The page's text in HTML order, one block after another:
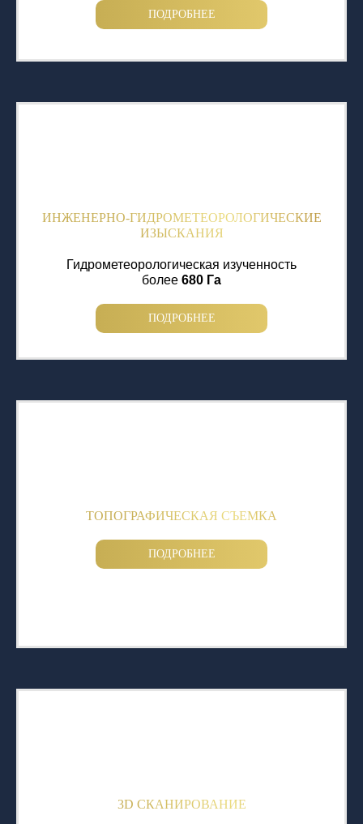
ПОДРОБНЕЕ
ИНЖЕНЕРНО-ГИДРОМЕТЕОРОЛОГИЧЕСКИЕ
ИЗЫСКАНИЯ
Гидрометеорологическая изученность
более 680 Га
ПОДРОБНЕЕ
ТОПОГРАФИЧЕСКАЯ СЪЕМКА
ПОДРОБНЕЕ
3D СКАНИРОВАНИЕ